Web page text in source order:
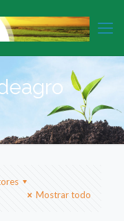
Mostrar todo